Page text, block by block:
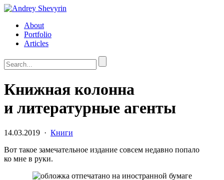
About
Portfolio
Articles
Книжная колонна
и литературные агенты
14.03.2019 · Книги
Вот такое замечательное издание совсем недавно попало
ко мне в руки.